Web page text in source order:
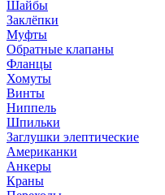
Шайбы
Заклёпки
Муфты
Обратные клапаны
Фланцы
Хомуты
Винты
Ниппель
Шпильки
Заглушки элептические
Американки
Анкеры
Краны